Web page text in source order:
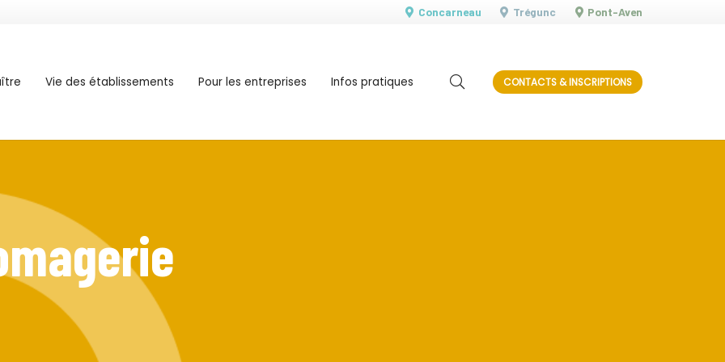
Concarneau Trégunc Pont-Aven
Vie des établissements Pour les entreprises Infos pratiques CONTACTS & INSCRIPTIONS